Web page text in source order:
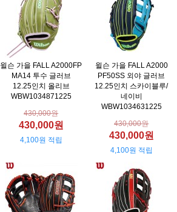
윌슨 가을 FALL A2000FP
MA14 투수 글러브
12.25인치 올리브
WBW1034871225
430,000원
430,000원
4,100원 적립
윌슨 가을 FALL A2000
PF50SS 외야 글러브
12.25인치 스카이블루/
네이비
WBW1034631225
430,000원
430,000원
4,100원 적립